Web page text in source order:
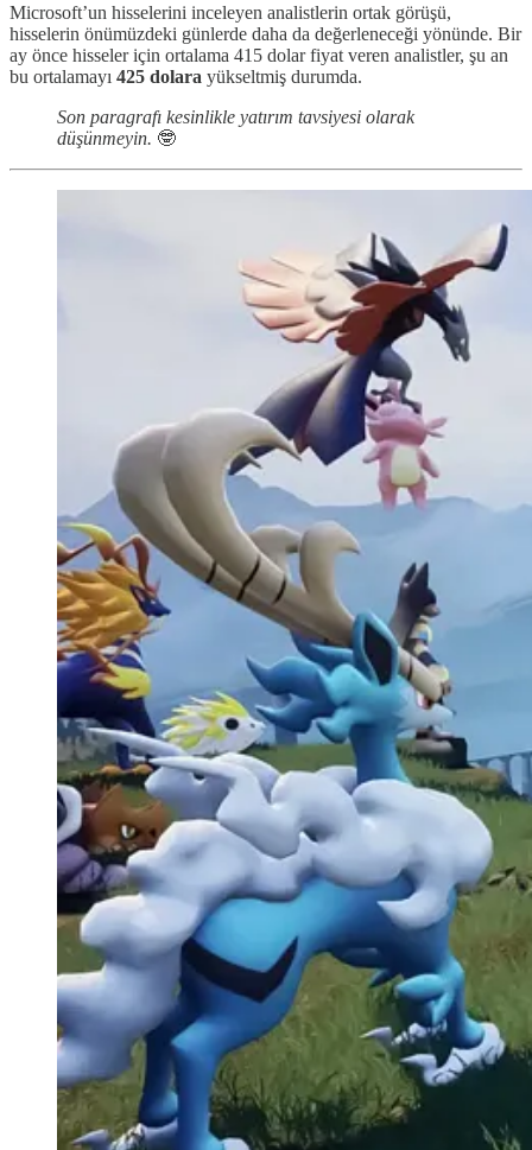
Microsoft’un hisselerini inceleyen analistlerin ortak görüşü,
hisselerin önümüzdeki günlerde daha da değerleneceği yönünde. Bir
ay önce hisseler için ortalama 415 dolar fiyat veren analistler, şu an
bu ortalamayı 425 dolara yükseltmiş durumda.
Son paragrafı kesinlikle yatırım tavsiyesi olarak
düşünmeyin. 🤓